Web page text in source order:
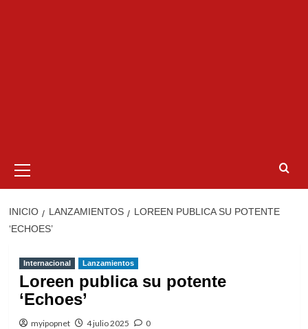
primario
INICIO LANZAMIENTOS
LOREEN PUBLICA SU POTENTE
‘ECHOES’
Internacional Lanzamientos
Loreen publica su potente
‘Echoes’
myipopnet 4 julio 2025 0